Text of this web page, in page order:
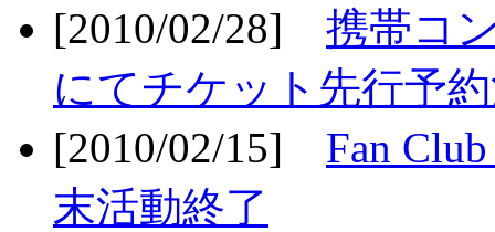
[2010/02/28] 携帯コ
にてチケット先行予
[2010/02/15] Fan
末活動終了